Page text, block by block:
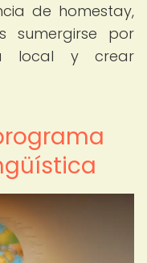
de homestay,
sumergirse por
local y crear